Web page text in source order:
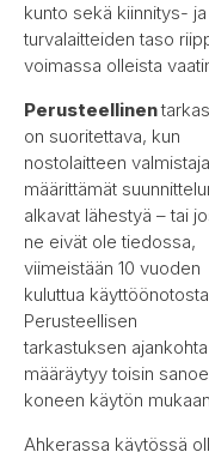
kunto sekä kiinnitys-
turvalaitteiden taso
voimassa olleista
Perusteellinen
on suoritettava, kun
nostolaitteen
määrittämät
alkavat lähestyä – tai
ne eivät ole tiedossa,
viimeistään 10 vuoden
kuluttua
Perusteellisen
tarkastuksen ajankohta
määräytyy toisin
koneen käytön
Ahkerassa käytössä